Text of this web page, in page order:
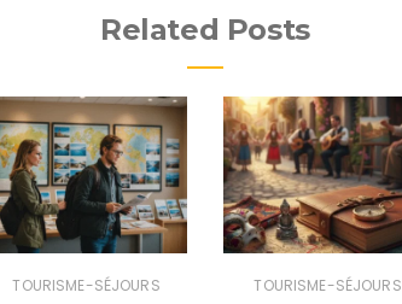
Related Posts
TOURISME-SÉJOURS TOURISME-SÉJOURS